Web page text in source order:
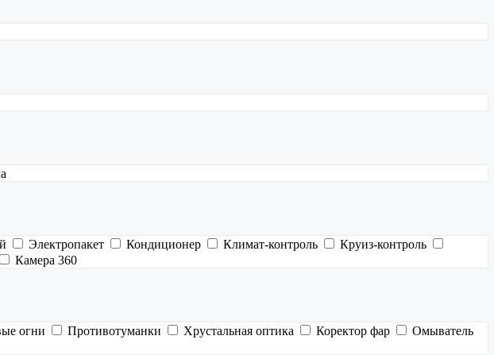
Электропакет Кондиционер Климат-контроль
Круиз-контроль
Камера 360
огни Противотуманки Хрустальная оптика Коректор фар
Омыватель